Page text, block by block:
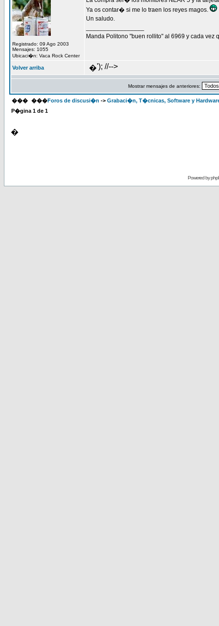
Registrado: 09 Ago 2003
Mensajes: 1055
Ubicaci�n: Vaca Rock Center
Ya os contar� si me lo traen los reyes magos.
Un saludo.
Manda Politono "buen rollito" al 6969 y cada
Volver arriba �'); //-->
Mostrar mensajes de anteriores:
��� ���Foros de discusi�n -> Grabaci�n, T�cnicas, Software y
P�gina 1 de 1
�
Powered by